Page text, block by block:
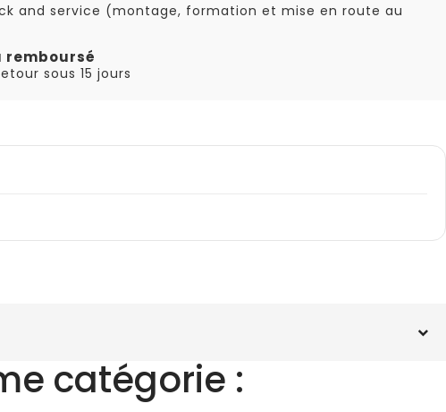
and service (montage, formation et mise en route au
remboursé
sous 15 jours
catégorie :